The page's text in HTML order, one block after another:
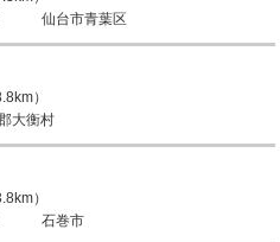
仙台市青葉区
）
大衡村
）
石巻市